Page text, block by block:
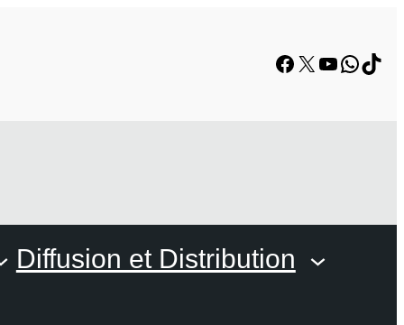
Facebook
X YouTube
Diffusion et Distribution